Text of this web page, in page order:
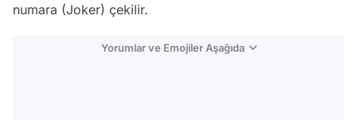
numara (Joker) çekilir.
Yorumlar ve Emojiler Aşağıda